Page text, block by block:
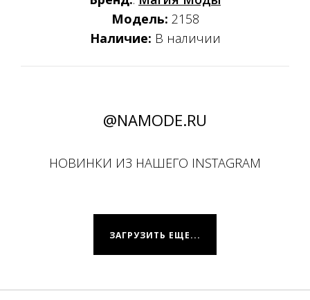
Модель: 2158
Наличие: В наличии
@NAMODE.RU
НОВИНКИ ИЗ НАШЕГО INSTAGRAM
ЗАГРУЗИТЬ ЕЩЕ...